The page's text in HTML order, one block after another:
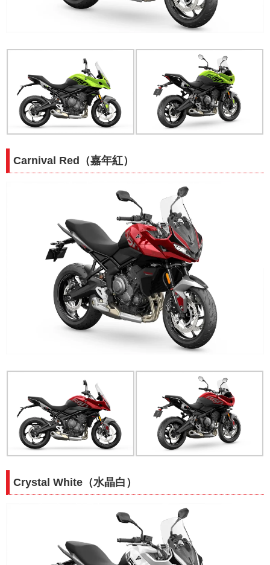
Carnival Red（嘉年紅）
Crystal White（水晶白）